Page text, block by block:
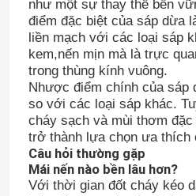
như một sự thay thế bền
điểm đặc biệt của sáp dừa
liền mạch với các loại sáp
kem,nến mịn mà là trực
trong thùng kính vuông.
Nhược điểm chính của sáp
so với các loại sáp khác.
cháy sạch và mùi thơm
trở thành lựa chọn ưa thích
Câu hỏi thường gặp
Mái nến nào bền lâu hơn?
Với thời gian đốt cháy kéo